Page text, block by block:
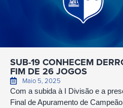
SUB-19 CONHECEM
FIM DE 26 JOGOS
Maio 5, 2025
Com a subida à I Divisão e a
Final de Apuramento de